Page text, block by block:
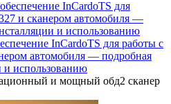
InCardoTS для работы с
автомобиля — подробная
и использованию
и мощный обд2 сканер